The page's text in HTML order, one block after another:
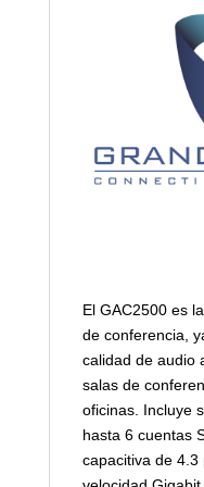
El GAC2500 es
de conferencia,
calidad de audio
salas de
oficinas. Incluye
hasta 6 cuentas
capacitiva de 4.3